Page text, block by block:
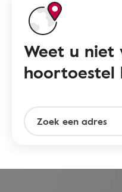
Weet u niet
hoortoestel